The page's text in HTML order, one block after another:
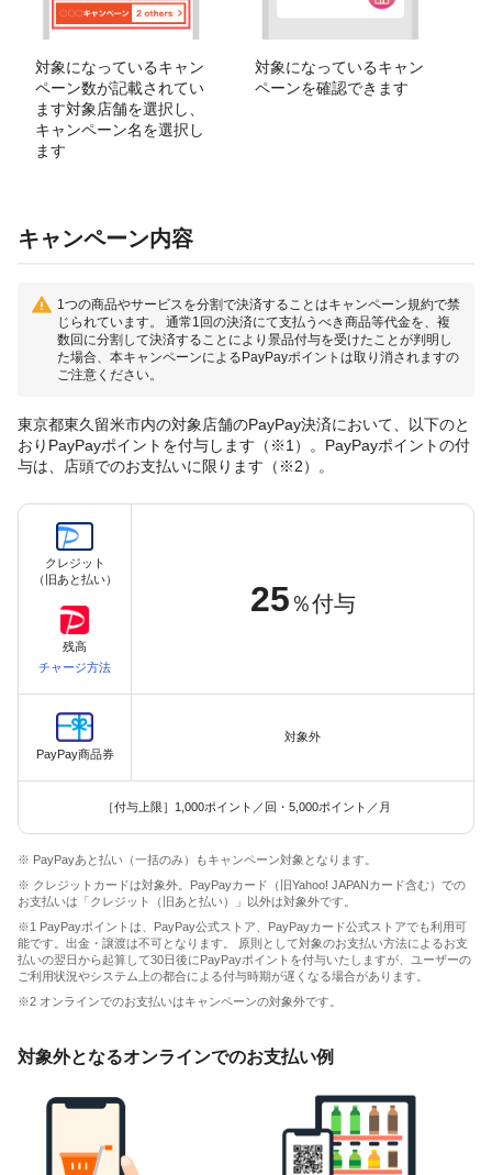
対象になっているキャン
ペーン数が記載されてい
ます対象店舗を選択し、
キャンペーン名を選択し
ます
対象になっているキャン
ペーンを確認できます
キャンペーン内容
1つの商品やサービスを分割で決済することはキャンペーン規約で禁
じられています。 通常1回の決済にて支払うべき商品等代金を、複
数回に分割して決済することにより景品付与を受けたことが判明し
た場合、本キャンペーンによるPayPayポイントは取り消されますの
ご注意ください。
東京都東久留米市内の対象店舗のPayPay決済において、以下のと
おりPayPayポイントを付与します（※1）。PayPayポイントの付
与は、店頭でのお支払いに限ります（※2）。
クレジット
（旧あと払い）
残高
チャージ方法
25 ％付与
PayPay商品券
対象外
［付与上限］1,000ポイント／回・5,000ポイント／月
※ PayPayあと払い（一括のみ）もキャンペーン対象となります。
※ クレジットカードは対象外。PayPayカード（旧Yahoo! JAPANカード含む）での
お支払いは「クレジット（旧あと払い）」以外は対象外です。
※1 PayPayポイントは、PayPay公式ストア、PayPayカード公式ストアでも利用可
能です。出金・譲渡は不可となります。 原則として対象のお支払い方法によるお支
払いの翌日から起算して30日後にPayPayポイントを付与いたしますが、ユーザーの
ご利用状況やシステム上の都合による付与時期が遅くなる場合があります。
※2 オンラインでのお支払いはキャンペーンの対象外です。
対象外となるオンラインでのお支払い例